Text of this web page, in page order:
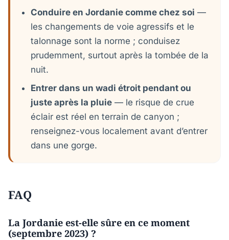
Conduire en Jordanie comme chez soi —
les changements de voie agressifs et le
talonnage sont la norme ; conduisez
prudemment, surtout après la tombée de la
nuit.
Entrer dans un wadi étroit pendant ou
juste après la pluie — le risque de crue
éclair est réel en terrain de canyon ;
renseignez-vous localement avant d’entrer
dans une gorge.
FAQ
La Jordanie est-elle sûre en ce moment
(septembre 2023) ?